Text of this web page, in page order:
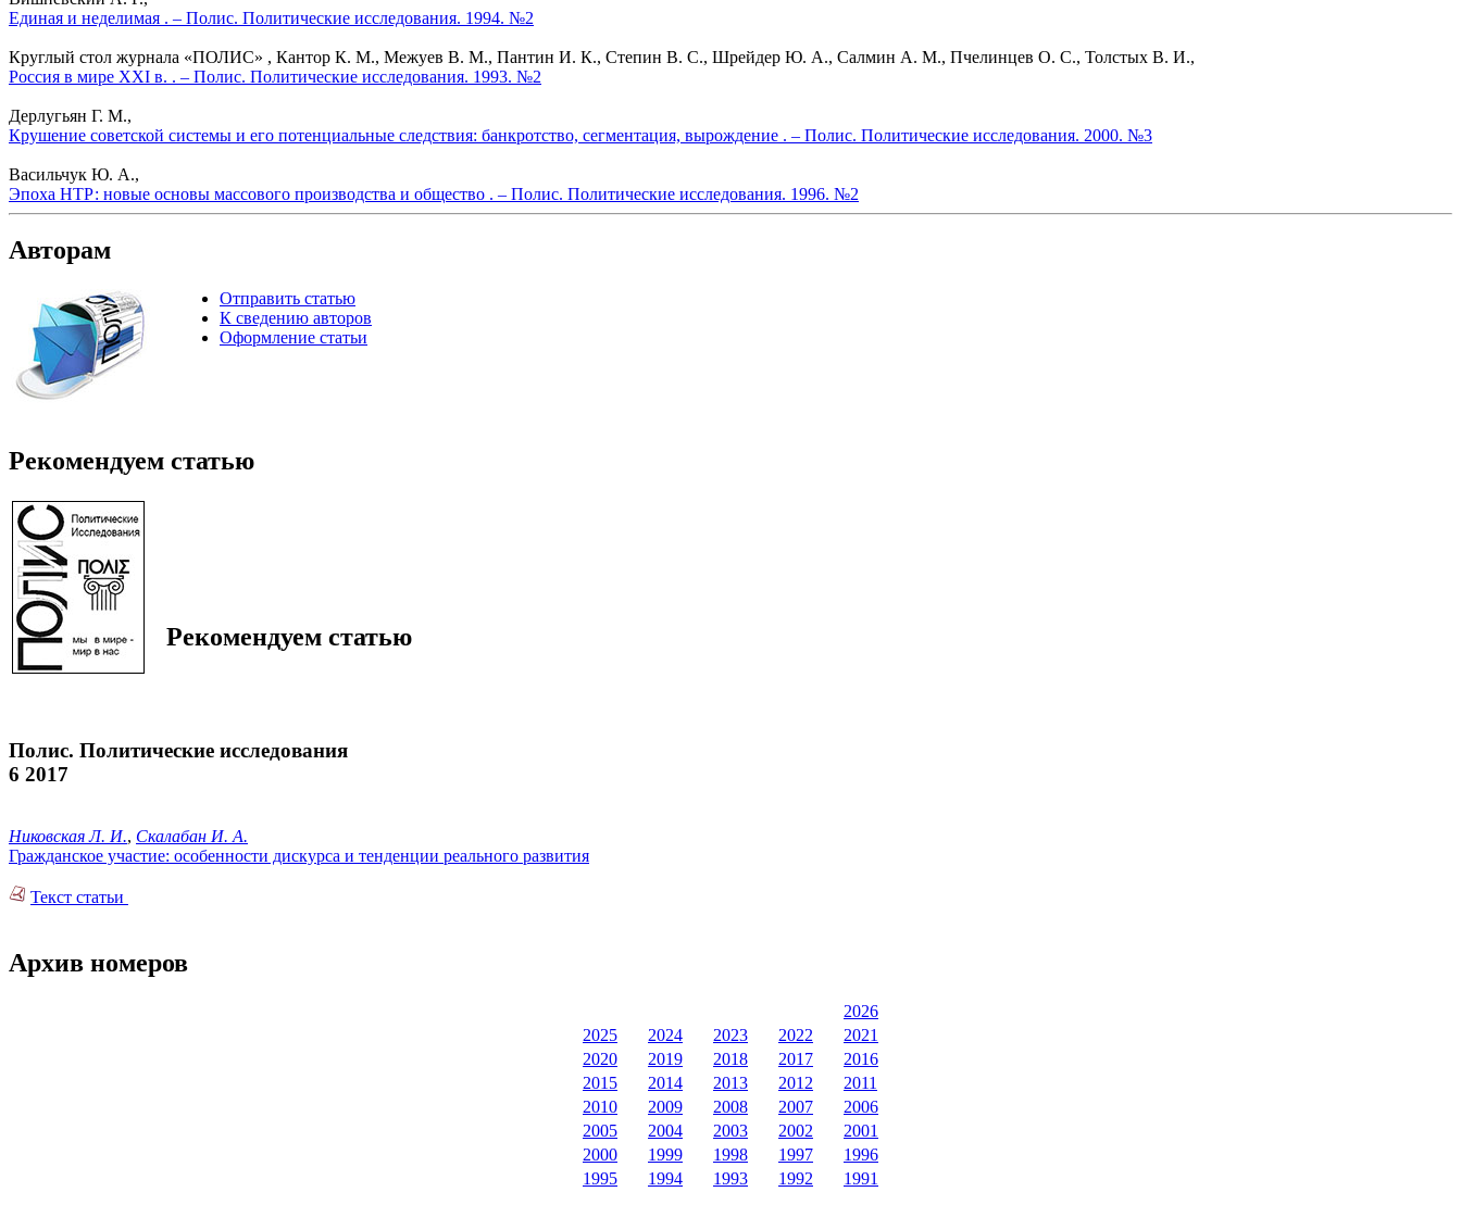
Единая и неделимая . – Полис. Политические исследования. 1994. №2
Круглый стол журнала «ПОЛИС» , Кантор К. М., Межуев В. М., Пантин И. К., Степин В. С., Шрейдер Ю. А., Салмин А. М., Пчелинцев О. С., Толстых В. И.,
Россия в мире XXI в. . – Полис. Политические исследования. 1993. №2
Дерлугьян Г. М.,
Крушение советской системы и его потенциальные следствия: банкротство, сегментация, вырождение . – Полис. Политические исследования. 2000. №3
Васильчук Ю. А.,
Эпоха НТР: новые основы массового производства и общество . – Полис. Политические исследования. 1996. №2
Авторам
Отправить статью
К сведению авторов
Оформление статьи
Рекомендуем статью
Рекомендуем статью
Полис. Политические исследования
6 2017
Никовская Л. И., Скалабан И. А.
Гражданское участие: особенности дискурса и тенденции реального развития
Текст статьи
Архив номеров
2026
2025
2024 2023 2022
2021
2020
2019 2018 2017
2016
2015
2014 2013 2012
2011
2010
2009 2008 2007
2006
2005
2004 2003 2002
2001
2000
1999 1998 1997
1996
1995
1994 1993 1992 1991